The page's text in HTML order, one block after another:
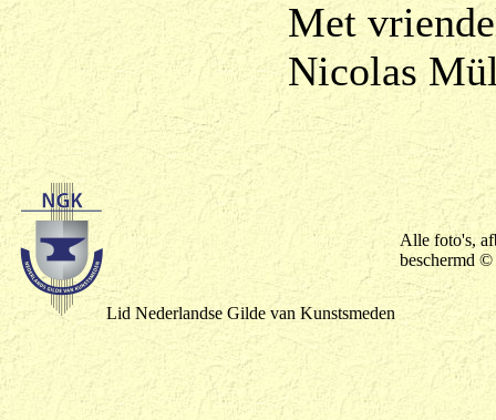
Met
Nicolas
Lid Nederlandse Gilde van Kunstsmeden
Alle foto's,
beschermd